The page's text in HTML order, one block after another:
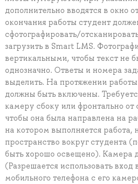
дополнительно вводятся в окно
окончания работы студент
сфотографировать/
загрузить в Smart LMS.
вертикальными, чтобы текст не
однозначно. Ответы и номера
выделить. На протяжении
должны быть включены.
камеру сбоку или фронтально от
чтобы она была направлена на
на котором выполняется работа,
пространство вокруг студента
быть хорошо освещено). Камера
(Разрешается использовать вход
мобильного телефона с его